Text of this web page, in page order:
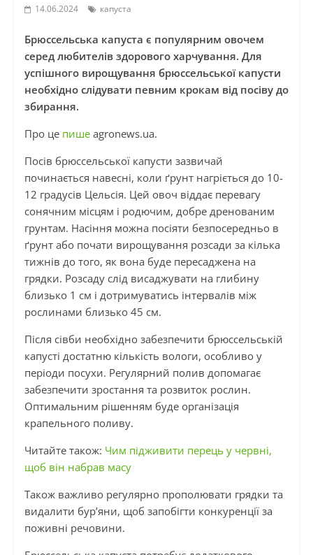
14.06.2024 капуста
Брюссельська капуста є популярним овочем
серед любителів здорового харчування. Для
успішного вирощування брюссельської капусти
необхідно слідувати певним крокам від посіву до
збирання.
Про це пишеagronews.ua.
Посів брюссельської капусти зазвичай
починається навесні, коли ґрунт нагріється до 10-
12 градусів Цельсія. Цей овоч віддає перевагу
сонячним місцям і родючим, добре дренованим
грунтам. Насіння можна посіяти безпосередньо в
ґрунт або почати вирощування розсади за кілька
тижнів до того, як вона буде пересаджена на
грядки. Розсаду слід висаджувати на глибину
близько 1 см і дотримуватись інтервалів між
рослинами близько 45 см.
Після сівби необхідно забезпечити брюссельській
капусті достатню кількість вологи, особливо у
періоди посухи. Регулярний полив допомагає
забезпечити зростання та розвиток рослин.
Оптимальним рішенням буде організація
крапельного поливу.
Читайте також: Чим підживити перець у червні,
щоб він набрав масу
Також важливо регулярно прополювати грядки та
видалити бур’яни, щоб запобігти конкуренції за
поживні речовини.